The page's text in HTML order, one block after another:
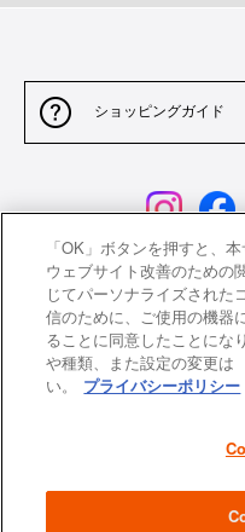
ショッピングガイド
サイトポリシー
並行輸入品について
返品について
よくあるご質問
「OK」ボタンを押すと、
ウェブサイト改善のための
じてパーソナライズされた
信のために、ご使用の機器
ることに同意したことにな
や種類、また設定の変更は
い。
プライバシーポリシー